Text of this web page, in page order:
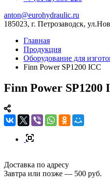
anton@eurohydraulic.ru
185023, г. Петрозаводск,
Главная
Продукция
Оборудование для
Finn Power SP1200 ICC
Finn Power SP1200
Доставка по адресу
Завтра или позже — 500 руб.